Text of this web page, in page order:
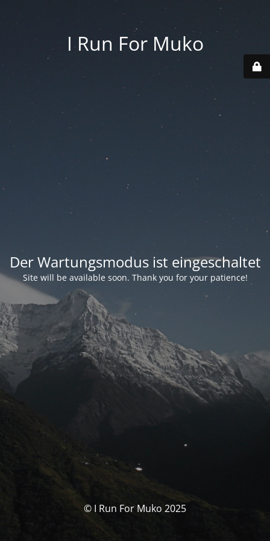
I Run For Muko
Der Wartungsmodus ist eingeschaltet
Site will be available soon. Thank you for your patience!
© I Run For Muko 2025